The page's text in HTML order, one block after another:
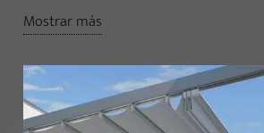
Instalación de
pérgola
Mostrar más